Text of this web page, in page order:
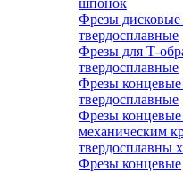
шпонок
Фрезы дисковые
твердосплавные
Фрезы для Т-
твердосплавные
Фрезы
твердосплавные
Фрезы концевые
механическим
твердосплавны
Фрезы концевые